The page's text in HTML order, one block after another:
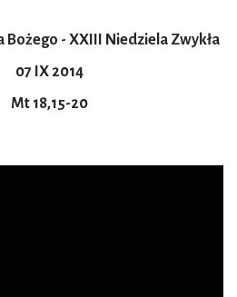
Bożego - XXIII Niedziela Zwykła
07 IX 2014
Mt 18,15-20